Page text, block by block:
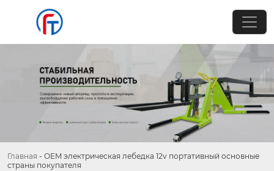
Главная - OEM электрическая лебедка 12v портативный основные
страны покупателя